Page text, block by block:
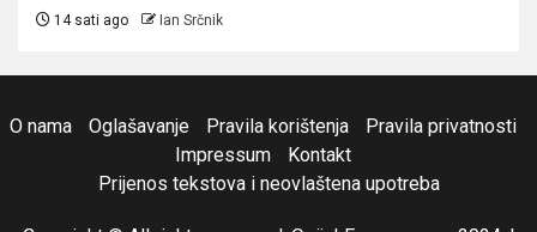
14 sati ago Ian Srčnik
O nama Oglašavanje Pravila korištenja
Pravila privatnosti
Impressum
Kontakt
Prijenos tekstova i neovlaštena upotreba